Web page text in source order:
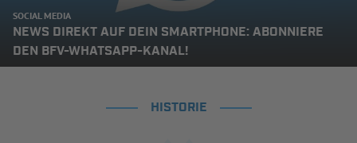
SOCIAL MEDIA
NEWS DIREKT AUF DEIN SMARTPHONE: ABONNIERE
DEN BFV-WHATSAPP-KANAL!
HISTORIE